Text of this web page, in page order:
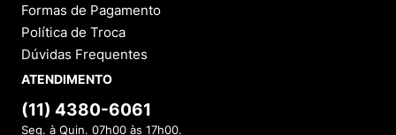
Formas de Pagamento
Política de Troca
Dúvidas Frequentes
ATENDIMENTO
(11) 4380-6061
Seg. à Quin. 07h00 às 17h00.